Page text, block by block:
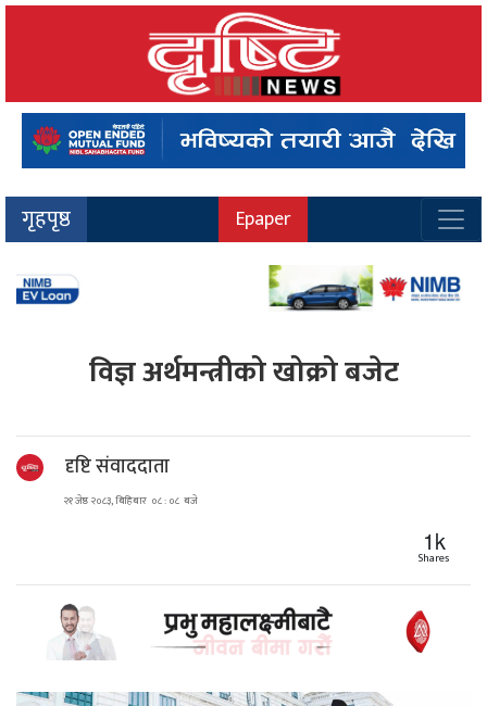
गृहपृष्ठ Epaper
विज्ञ अर्थमन्त्रीको खोक्रो बजेट
दृष्टि संवाददाता
२१ जेष्ठ २०८३, बिहिबार ०८ : ०८ बजे
1k
Shares